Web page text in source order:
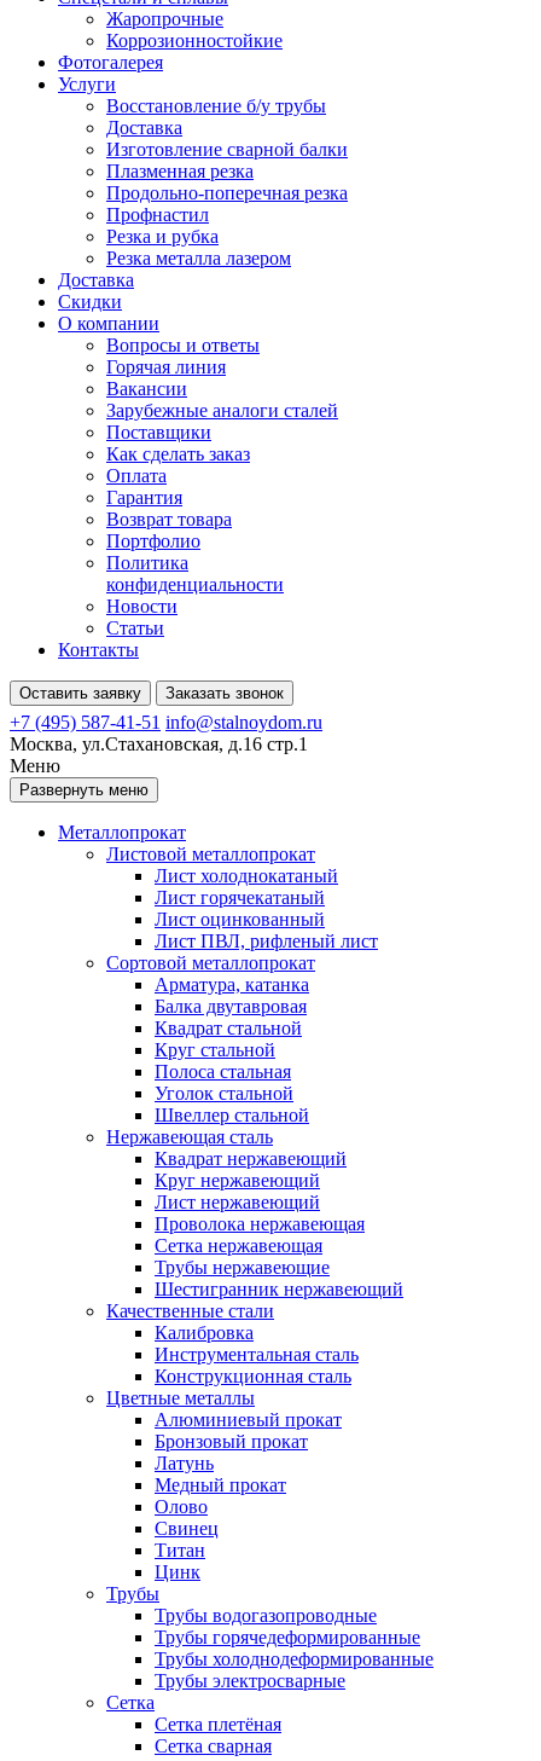
Жаропрочные
Коррозионностойкие
Фотогалерея
Услуги
Восстановление б/у трубы
Доставка
Изготовление сварной балки
Плазменная резка
Продольно-поперечная резка
Профнастил
Резка и рубка
Резка металла лазером
Доставка
Скидки
О компании
Вопросы и ответы
Горячая линия
Вакансии
Зарубежные аналоги сталей
Поставщики
Как сделать заказ
Оплата
Гарантия
Возврат товара
Портфолио
Политика
конфиденциальности
Новости
Статьи
Контакты
Оставить заявку Заказать звонок
+7 (495) 587-41-51 info@stalnoydom.ru
Москва, ул.Стахановская, д.16 стр.1
Меню
Развернуть меню
Металлопрокат
Листовой металлопрокат
Лист холоднокатаный
Лист горячекатаный
Лист оцинкованный
Лист ПВЛ, рифленый лист
Сортовой металлопрокат
Арматура, катанка
Балка двутавровая
Квадрат стальной
Круг стальной
Полоса стальная
Уголок стальной
Швеллер стальной
Нержавеющая сталь
Квадрат нержавеющий
Круг нержавеющий
Лист нержавеющий
Проволока нержавеющая
Сетка нержавеющая
Трубы нержавеющие
Шестигранник нержавеющий
Качественные стали
Калибровка
Инструментальная сталь
Конструкционная сталь
Цветные металлы
Алюминиевый прокат
Бронзовый прокат
Латунь
Медный прокат
Олово
Свинец
Титан
Цинк
Трубы
Трубы водогазопроводные
Трубы горячедеформированные
Трубы холоднодеформированные
Трубы электросварные
Сетка
Сетка плетёная
Сетка сварная